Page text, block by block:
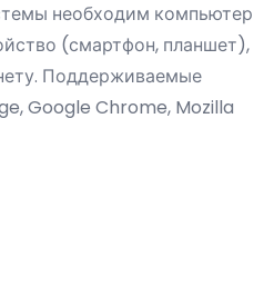
необходим компьютер
(смартфон, планшет),
Поддерживаемые
Google Chrome, Mozilla